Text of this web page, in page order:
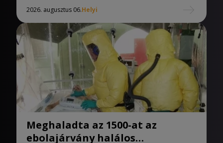
2026. augusztus 06.Helyi
Meghaladta az 1500-at az
ebolajárvány halálos